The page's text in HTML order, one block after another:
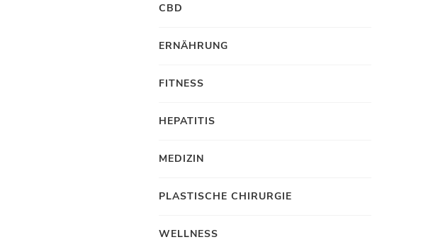
CBD
ERNÄHRUNG
FITNESS
HEPATITIS
MEDIZIN
PLASTISCHE CHIRURGIE
WELLNESS